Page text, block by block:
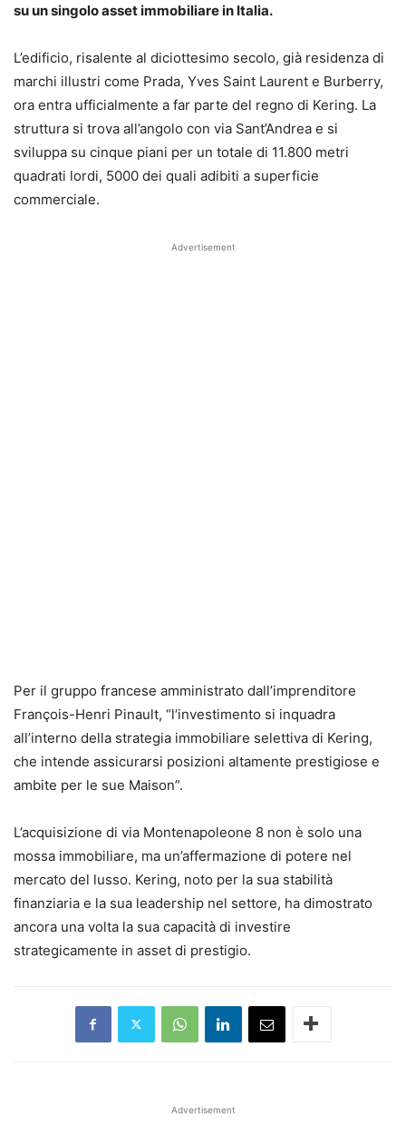
su un singolo asset immobiliare in Italia.
L’edificio, risalente al diciottesimo secolo, già residenza di
marchi illustri come Prada, Yves Saint Laurent e Burberry,
ora entra ufficialmente a far parte del regno di Kering. La
struttura si trova all’angolo con via Sant’Andrea e si
sviluppa su cinque piani per un totale di 11.800 metri
quadrati lordi, 5000 dei quali adibiti a superficie
commerciale.
Advertisement
Per il gruppo francese amministrato dall’imprenditore
François-Henri Pinault, “l’investimento si inquadra
all’interno della strategia immobiliare selettiva di Kering,
che intende assicurarsi posizioni altamente prestigiose e
ambite per le sue Maison”.
L’acquisizione di via Montenapoleone 8 non è solo una
mossa immobiliare, ma un’affermazione di potere nel
mercato del lusso. Kering, noto per la sua stabilità
finanziaria e la sua leadership nel settore, ha dimostrato
ancora una volta la sua capacità di investire
strategicamente in asset di prestigio.
Advertisement